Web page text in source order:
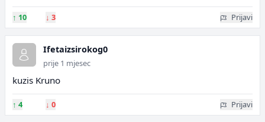
↑ 10 ↓ 3 Prijavi
Ifetaizsirokog0
prije 1 mjesec
kuzis Kruno
↑ 4 ↓ 0 Prijavi